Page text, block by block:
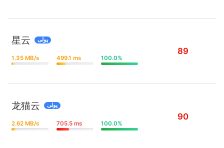
星云 پولی
1.35 MB/s 499.1 ms 100.0%
89
龙猫云 پولی
2.62 MB/s 705.5 ms 100.0%
90